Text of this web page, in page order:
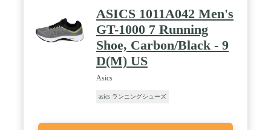
ASICS 1011A042 Men's
GT-1000 7 Running
Shoe, Carbon/Black - 9
D(M) US
Asics
asics ランニングシューズ